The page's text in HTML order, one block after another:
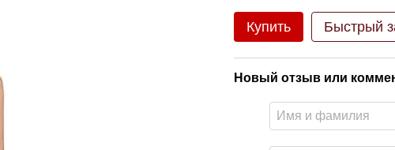
Купить Быстрый
Новый отзыв или